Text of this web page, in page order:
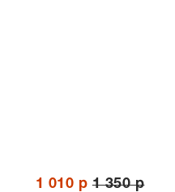
1 010 р 1 350 р